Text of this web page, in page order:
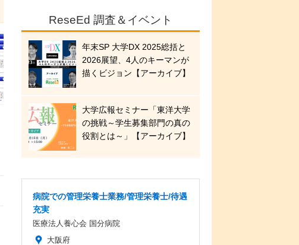
ReseEd 調査＆イベント
年末SP 大学DX 2025総括と
2026展望、4人のキーマンが
描くビジョン【アーカイブ】
大学広報セミナー「東洋大学
の挑戦～学生募集部門の真の
役割とは～」【アーカイブ】
病院での管理栄養士業務/管理栄養士/待遇
充実
医療法人養心会 国分病院
大阪府